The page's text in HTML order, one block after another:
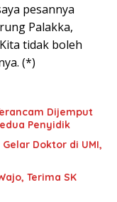
pesannya
Palakka,
tidak boleh
(*)
Dijemput
Penyidik
Doktor di UMI,
Terima SK